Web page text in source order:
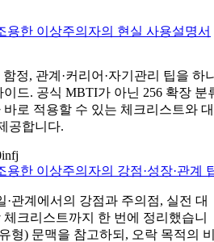
용한 이상주의자의 현실 사용설명서
정, 관계·커리어·자기관리 팁을 하
드. 공식 MBTI가 아닌 256 확장 분
로 적용할 수 있는 체크리스트와 대
공합니다.
infj
용한 이상주의자의 강점·성장·관계
·관계에서의 강점과 주의점, 실전 대
크리스트까지 한 번에 정리했습니
형) 문맥을 참고하되, 오락 목적의